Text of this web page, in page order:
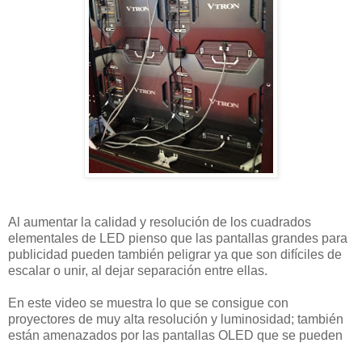
Al aumentar la calidad y resolución de los cuadrados
elementales de LED pienso que las pantallas grandes para
publicidad pueden también peligrar ya que son difíciles de
escalar o unir, al dejar separación entre ellas.
En este video se muestra lo que se consigue con
proyectores de muy alta resolución y luminosidad; también
están amenazados por las pantallas OLED que se pueden